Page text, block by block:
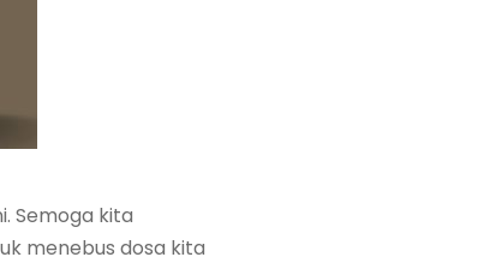
Semoga kita
menebus dosa kita